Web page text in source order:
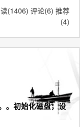
(1406) 评论(6) 推荐
(4)
。初始化磁盘，设